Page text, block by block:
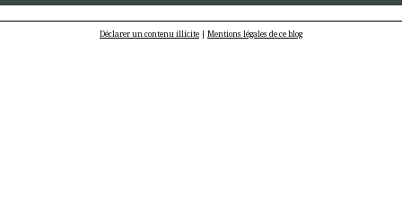
Déclarer un contenu illicite | Mentions légales de ce blog